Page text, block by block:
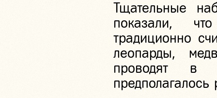
Тщательные
показали,
традиционно
леопарды,
проводят в